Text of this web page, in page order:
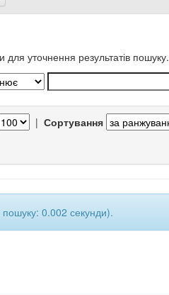
для уточнення результатів пошуку.
| Сортування
пошуку: 0.002 секунди).